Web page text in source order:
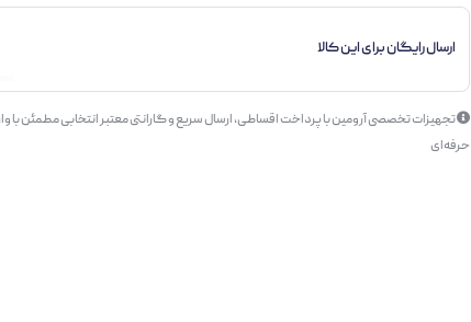
ارسال رایگان برای این کالا
تجهیزات تخصصی آرومین با پرداخت اقساطی، ارسال سریع و گارانتی معتبر انتخابی مطمئن با
حرفه‌ای